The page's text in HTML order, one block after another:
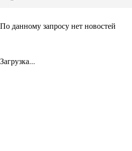
По данному запросу нет новостей
Загрузка...